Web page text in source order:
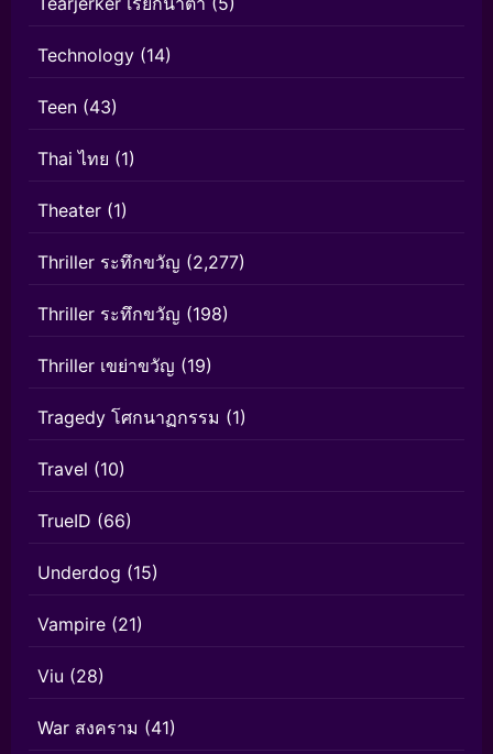
Technology (14)
Teen (43)
Thai ไทย (1)
Theater (1)
Thriller ระทึกขวัญ (2,277)
Thriller ระทึกขวัญ (198)
Thriller เขย่าขวัญ (19)
Tragedy โศกนาฏกรรม (1)
Travel (10)
TrueID (66)
Underdog (15)
Vampire (21)
Viu (28)
War สงคราม (41)